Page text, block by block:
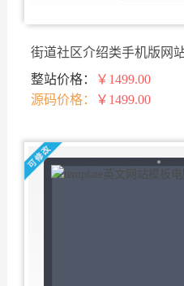
街道社区介绍类手机版网
整站价格：
￥1499.00
源码价格：
￥1499.00